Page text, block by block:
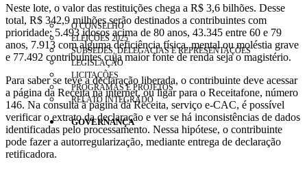
O CONSELHO
ELEIÇÕES 2025
SUBSEDES, DELEGACIAS E REPRESENTAÇÕES
LEGISLAÇÃO
LICITAÇÕES
PROGRAMAS E PROJETOS
RELATO INTEGRADO
GOVERNANÇA
Neste lote, o valor das restituições chega a R$ 3,6 bilhões. Desse
total, R$ 342,9 milhões serão destinados a contribuintes com
prioridade: 5.493 idosos acima de 80 anos, 43.345 entre 60 e 79
anos, 7.913 com alguma deficiência física, mental ou moléstia grave
e 77.492 contribuintes cuja maior fonte de renda seja o magistério.
Para saber se teve a declaração liberada, o contribuinte deve acessar
a página da Receita na internet, ou ligar para o Receitafone, número
146. Na consulta à página da Receita, serviço e-CAC, é possível
verificar o extrato da declaração e ver se há inconsistências de dados
identificadas pelo processamento. Nessa hipótese, o contribuinte
pode fazer a autorregularização, mediante entrega de declaração
retificadora.